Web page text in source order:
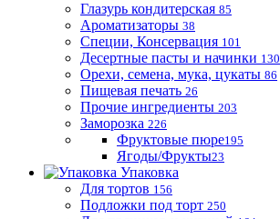
Глазурь кондитерская 85
Ароматизаторы 38
Специи, Консервация 101
Десертные пасты и начинки 130
Орехи, семена, мука, цукаты 86
Пищевая печать 26
Прочие ингредиенты 203
Заморозка 226
Фруктовые пюре195
Ягоды/Фрукты23
Упаковка
Для тортов 156
Подложки под торт 250